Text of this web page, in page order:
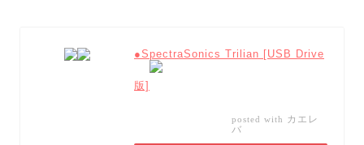
●SpectraSonics Trilian [USB Drive
版]
posted with カエレ
バ